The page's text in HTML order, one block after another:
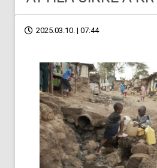
2025.03.10. | 07:44